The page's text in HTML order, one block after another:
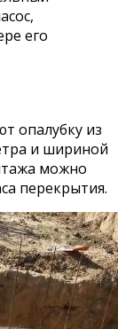
его
опалубку из
и шириной
можно
перекрытия.